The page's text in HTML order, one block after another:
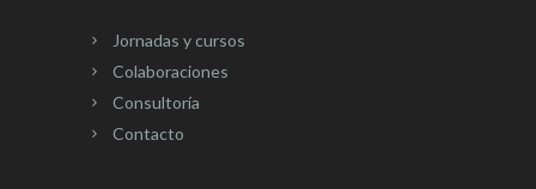
Jornadas y cursos
Colaboraciones
Consultoría
Contacto